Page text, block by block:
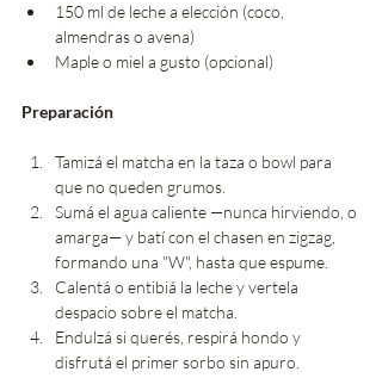
150 ml de leche a elección (coco,
almendras o avena)
Maple o miel a gusto (opcional)
Preparación
Tamizá el matcha en la taza o bowl para
que no queden grumos.
Sumá el agua caliente —nunca hirviendo, o
amarga— y batí con el chasen en zigzag,
formando una "W", hasta que espume.
Calentá o entibiá la leche y vertela
despacio sobre el matcha.
Endulzá si querés, respirá hondo y
disfrutá el primer sorbo sin apuro.